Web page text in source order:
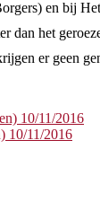
en bij
dan het
er geen
10/11/2016